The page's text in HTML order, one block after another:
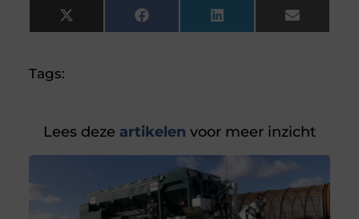
X
(Twitter)
Facebook LinkedIn Email
Tags:
Lees deze artikelen voor meer inzicht